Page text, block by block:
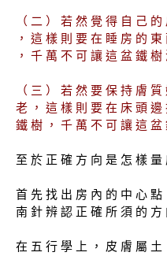
（ 二 ） 若 然 覺 得 自 己
， 這 樣 則 要 在 睡 房 的
， 千 萬 不 可 讓 這 盆 鐵 樹
（ 三 ） 若 然 要 保 持 膚
老 ， 這 樣 則 要 在 床 頭
鐵 樹 ， 千 萬 不 可 讓 這 盆
至 於 正 確 方 向 是 怎 樣 量
首 先 找 出 房 內 的 中 心
南 針 辨 認 正 確 所 須 的 方
在 五 行 學 上 ， 皮 膚 屬